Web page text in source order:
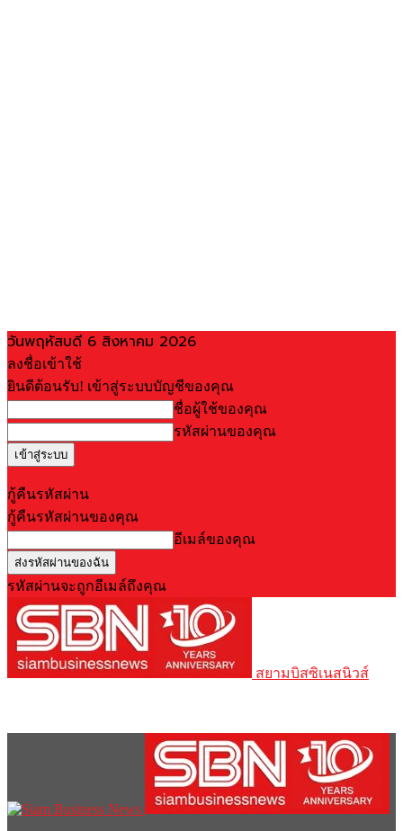
วันพฤหัสบดี 6 สิงหาคม 2026
ลงชื่อเข้าใช้
ยินดีต้อนรับ! เข้าสู่ระบบบัญชีของคุณ
ชื่อผู้ใช้ของคุณ
รหัสผ่านของคุณ
กู้คืนรหัสผ่าน
กู้คืนรหัสผ่านของคุณ
อีเมล์ของคุณ
รหัสผ่านจะถูกอีเมล์ถึงคุณ
สยามบิสซิเนสนิวส์